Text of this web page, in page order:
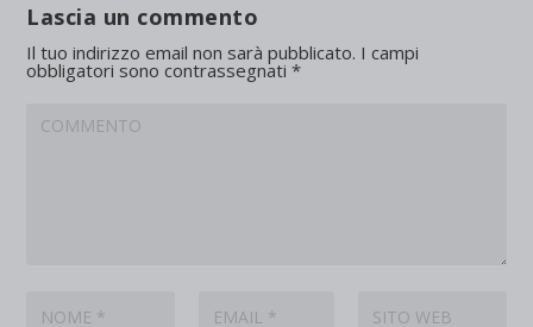
Lascia un commento
Il tuo indirizzo email non sarà pubblicato. I campi
obbligatori sono contrassegnati*